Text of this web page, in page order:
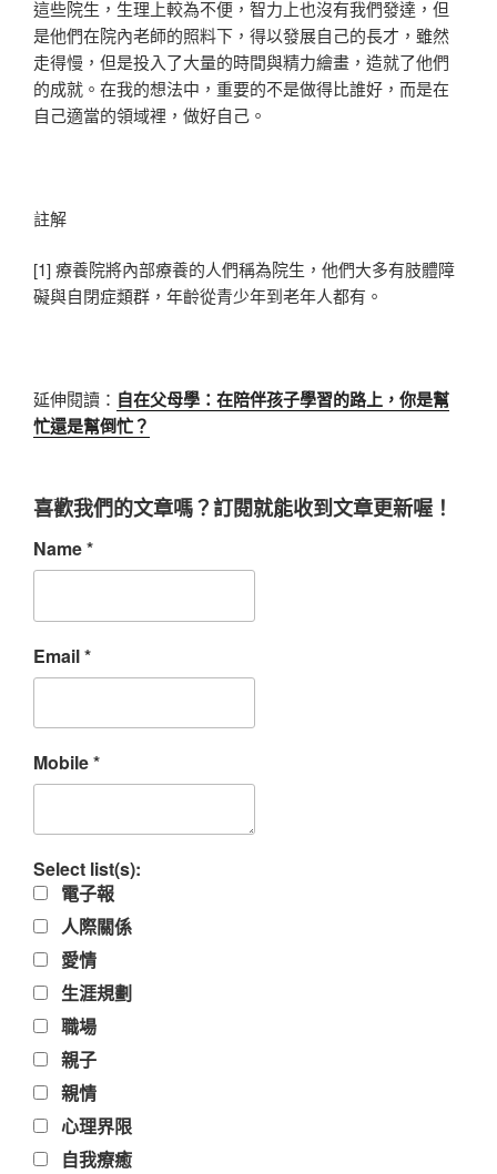
這些院生，生理上較為不便，智力上也沒有我們發達，但
是他們在院內老師的照料下，得以發展自己的長才，雖然
走得慢，但是投入了大量的時間與精力繪畫，造就了他們
的成就。在我的想法中，重要的不是做得比誰好，而是在
自己適當的領域裡，做好自己。
註解
[1] 療養院將內部療養的人們稱為院生，他們大多有肢體障
礙與自閉症類群，年齡從青少年到老年人都有。
延伸閱讀： 自在父母學：在陪伴孩子學習的路上，你是幫
忙還是幫倒忙？
喜歡我們的文章嗎？訂閱就能收到文章更新喔！
Name*
Email*
Mobile*
Select list(s):
電子報
人際關係
愛情
生涯規劃
職場
親子
親情
心理界限
自我療癒